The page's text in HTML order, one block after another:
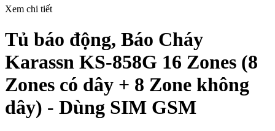
Xem chi tiết
Tủ báo động, Báo Cháy
Karassn KS-858G 16 Zones (8
Zones có dây + 8 Zone không
dây) - Dùng SIM GSM